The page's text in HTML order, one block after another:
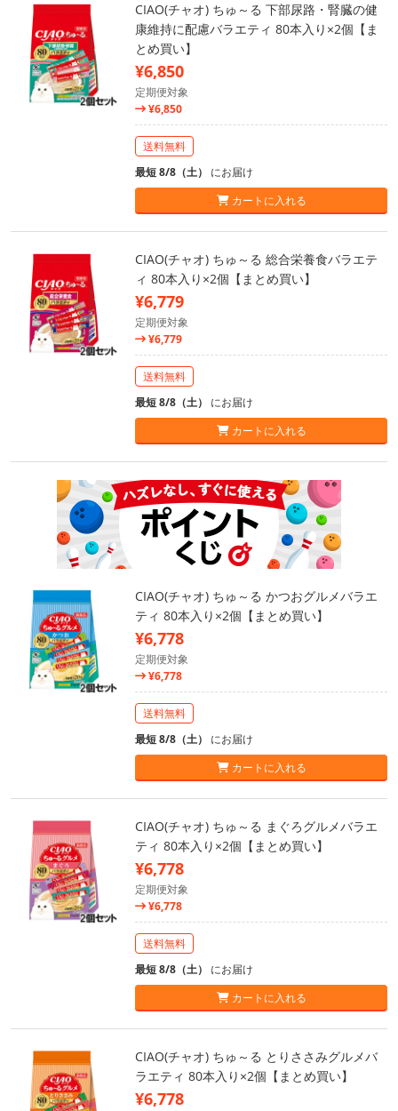
CIAO(チャオ) ちゅ～る 下部尿路・腎臓の健
康維持に配慮バラエティ 80本入り×2個【ま
とめ買い】
¥6,850
定期便対象
¥6,850
送料無料
最短 8/8（土） にお届け
カートに入れる
CIAO(チャオ) ちゅ～る 総合栄養食バラエテ
ィ 80本入り×2個【まとめ買い】
¥6,779
定期便対象
¥6,779
送料無料
最短 8/8（土） にお届け
カートに入れる
CIAO(チャオ) ちゅ～る かつおグルメバラエ
ティ 80本入り×2個【まとめ買い】
¥6,778
定期便対象
¥6,778
送料無料
最短 8/8（土） にお届け
カートに入れる
CIAO(チャオ) ちゅ～る まぐろグルメバラエ
ティ 80本入り×2個【まとめ買い】
¥6,778
定期便対象
¥6,778
送料無料
最短 8/8（土） にお届け
カートに入れる
CIAO(チャオ) ちゅ～る とりささみグルメバ
ラエティ 80本入り×2個【まとめ買い】
¥6,778